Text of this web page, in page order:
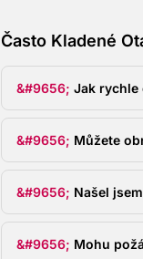
Často Kladené
Jak rychle
Můžete
Našel
Mohu